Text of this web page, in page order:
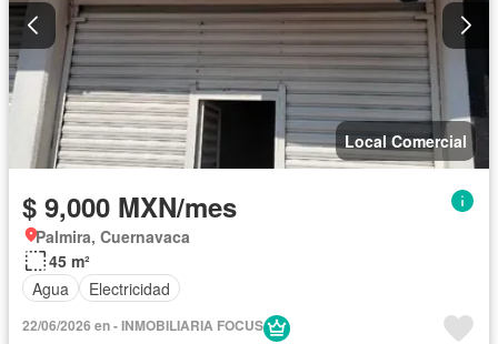
Local Comercial
$ 9,000 MXN/mes
Palmira, Cuernavaca
45 m²
Agua
Electricidad
22/06/2026 en - INMOBILIARIA FOCUS